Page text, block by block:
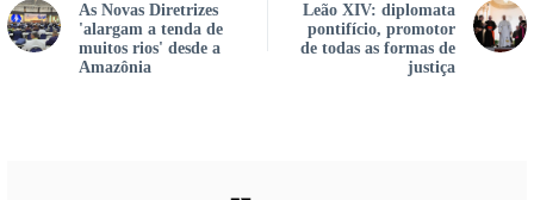
As Novas Diretrizes
'alargam a tenda de
muitos rios' desde a
Amazônia
Leão XIV: diplomata
pontifício, promotor
de todas as formas de
justiça